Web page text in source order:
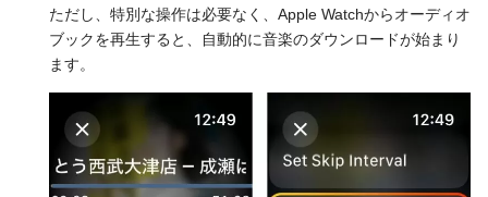
ただし、特別な操作は必要なく、Apple Watchからオーディオ
ブックを再生すると、自動的に音楽のダウンロードが始まり
ます。